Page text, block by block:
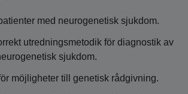
med neurogenetisk sjukdom.
utredningsmetodik för diagnostik av
sjukdom.
möjligheter till genetisk rådgivning.